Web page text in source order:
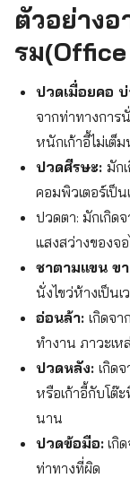
ตัวอย่าง
รม
ปวดเมื่อยคอ
จากท่าทางการ
หนักเก้าอี้ไม่เต็
ปวดศีรษะ: มัก
คอมพิวเตอร์เป็
ปวดตา: มักเกิด
แสงสว่างของจ
ชาตามแขน ข
นั่งไขว่ห้างเป็นเ
อ่อนล้า: เกิดจ
ทำงาน ภาวะเ
ปวดหลัง: เกิด
หรือเก้าอี้กับโต๊
นาน
ปวดข้อมือ: เกิ
ท่าทางที่ผิด